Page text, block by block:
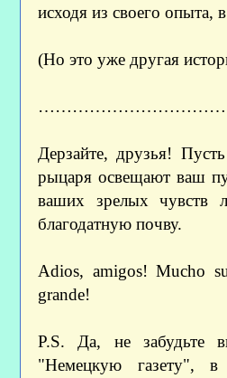
исходя из своего опыта,
(Но это уже другая
Дерзайте, друзья!
рыцаря освещают ваш
ваших зрелых чувств
благодатную почву.
Adios, amigos! Mucho
grande!
P.S. Да, не забудьте
"Немецкую газету", в